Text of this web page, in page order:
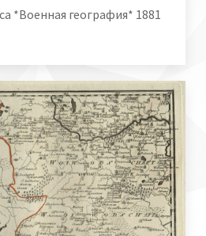
*Военная география* 1881